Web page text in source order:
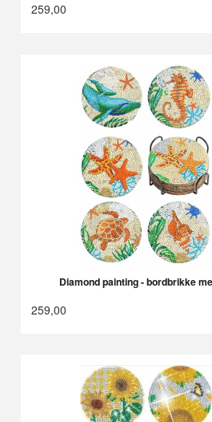
259,00
Diamond painting - bordbrikke
259,00